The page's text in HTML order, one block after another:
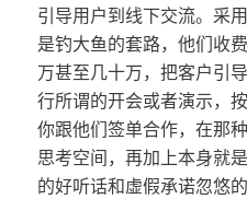
引导用户到线下交流。采
是钓大鱼的套路，他们收
万甚至几十万，把客户引
行所谓的开会或者演示，
你跟他们签单合作，在那
思考空间，再加上本身就
的好听话和虚假承诺忽悠